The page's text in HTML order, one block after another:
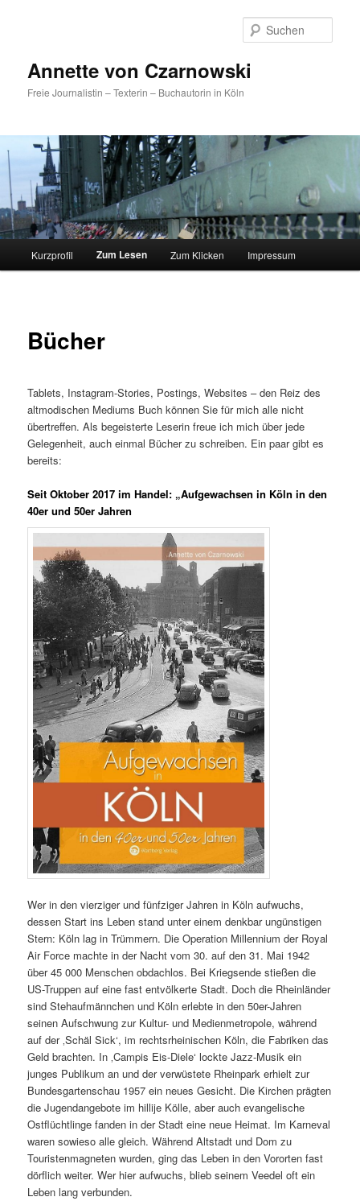
Annette von Czarnowski
Freie Journalistin – Texterin – Buchautorin in Köln
Zum
Kurzprofil Zum Lesen Zum Klicken Impressum
Bücher
Tablets, Instagram-Stories, Postings, Websites – den Reiz des
altmodischen Mediums Buch können Sie für mich alle nicht
übertreffen. Als begeisterte Leserin freue ich mich über jede
Gelegenheit, auch einmal Bücher zu schreiben. Ein paar gibt es
bereits:
Seit Oktober 2017 im Handel: „Aufgewachsen in Köln in den
40er und 50er Jahren
Wer in den vierziger und fünfziger Jahren in Köln aufwuchs,
dessen Start ins Leben stand unter einem denkbar ungünstigen
Stern: Köln lag in Trümmern. Die Operation Millennium der Royal
Air Force machte in der Nacht vom 30. auf den 31. Mai 1942
über 45 000 Menschen obdachlos. Bei Kriegsende stießen die
US-Truppen auf eine fast entvölkerte Stadt. Doch die Rheinländer
sind Stehaufmännchen und Köln erlebte in den 50er-Jahren
seinen Aufschwung zur Kultur- und Medienmetropole, während
auf der ‚Schäl Sick‘, im rechtsrheinischen Köln, die Fabriken das
Geld brachten. In ‚Campis Eis-Diele‘ lockte Jazz-Musik ein
junges Publikum an und der verwüstete Rheinpark erhielt zur
Bundesgartenschau 1957 ein neues Gesicht. Die Kirchen prägten
die Jugendangebote im hillije Kölle, aber auch evangelische
Ostflüchtlinge fanden in der Stadt eine neue Heimat. Im Karneval
waren sowieso alle gleich. Während Altstadt und Dom zu
Touristenmagneten wurden, ging das Leben in den Vororten fast
dörflich weiter. Wer hier aufwuchs, blieb seinem Veedel oft ein
Leben lang verbunden.